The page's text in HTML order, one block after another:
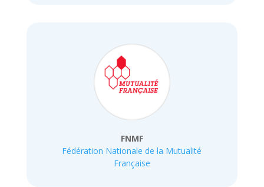
FNMF
Fédération Nationale de la Mutualité
Française